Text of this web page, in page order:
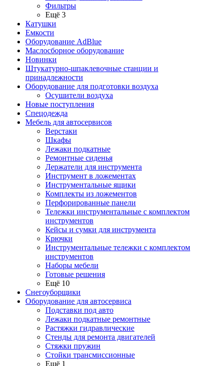
Фильтры
Ещё 3
Катушки
Емкости
Оборудование AdBlue
Маслосборное оборудование
Новинки
Штукатурно-шпаклевочные станции и
принадлежности
Оборудование для подготовки воздуха
Осушители воздуха
Новые поступления
Спецодежда
Мебель для автосервисов
Верстаки
Шкафы
Лежаки подкатные
Ремонтные сиденья
Держатели для инструмента
Инструмент в ложементах
Инструментальные ящики
Комплекты из ложементов
Перфорированные панели
Тележки инструментальные с комплектом
инструментов
Кейсы и сумки для инструмента
Крючки
Инструментальные тележки с комплектом
инструментов
Наборы мебели
Готовые решения
Ещё 10
Снегоуборщики
Оборудование для автосервиса
Подставки под авто
Лежаки подкатные ремонтные
Растяжки гидравлические
Стенды для ремонта двигателей
Стяжки пружин
Стойки трансмиссионные
Ещё 1